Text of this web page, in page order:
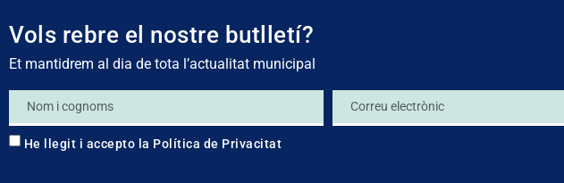
Vols rebre el nostre butlletí?
Et mantidrem al dia de tota l’actualitat municipal
He llegit i accepto la Política de Privacitat